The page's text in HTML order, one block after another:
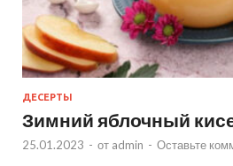
ДЕСЕРТЫ
Зимний яблочный
25.01.2023 - от admin - Оставьте